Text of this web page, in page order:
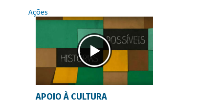
Ações
APOIO À CULTURA